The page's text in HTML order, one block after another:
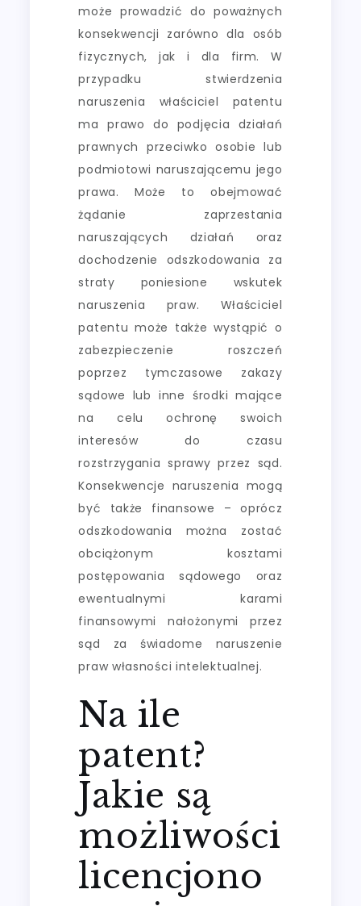
może prowadzić do poważnych
konsekwencji zarówno dla osób
fizycznych, jak i dla firm. W
przypadku stwierdzenia
naruszenia właściciel patentu
ma prawo do podjęcia działań
prawnych przeciwko osobie lub
podmiotowi naruszającemu jego
prawa. Może to obejmować
żądanie zaprzestania
naruszających działań oraz
dochodzenie odszkodowania za
straty poniesione wskutek
naruszenia praw. Właściciel
patentu może także wystąpić o
zabezpieczenie roszczeń
poprzez tymczasowe zakazy
sądowe lub inne środki mające
na celu ochronę swoich
interesów do czasu
rozstrzygania sprawy przez sąd.
Konsekwencje naruszenia mogą
być także finansowe – oprócz
odszkodowania można zostać
obciążonym kosztami
postępowania sądowego oraz
ewentualnymi karami
finansowymi nałożonymi przez
sąd za świadome naruszenie
praw własności intelektualnej.
Na ile
patent?
Jakie są
możliwości
licencjono